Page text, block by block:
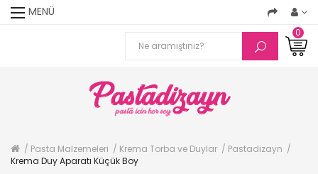
MENÜ
0
Pasta Malzemeleri Krema Torba ve Duylar
Pastadizayn
Krema Duy Aparatı Küçük Boy